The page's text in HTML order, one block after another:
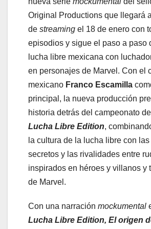
Original Productions que llegará
de streaming el 18 de enero con
episodios y sigue el paso a paso
lucha libre mexicana con
en personajes de Marvel. Con el
mexicano Franco Escamilla
principal, la nueva producción
historia detrás del campeonato de
Lucha Libre Edition,
la cultura de la lucha libre con
secretos y las rivalidades entre
inspirados en héroes y villanos y
de Marvel.
Con una narración mockumental
Lucha Libre Edition, El origen